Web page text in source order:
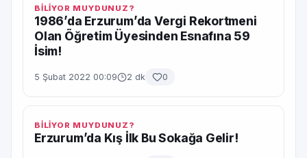
BİLİYOR MUYDUNUZ?
1986’da Erzurum’da Vergi Rekortmeni
Olan Öğretim Üyesinden Esnafına 59
İsim!
5 Şubat 2022 00:09 2 dk 0
BİLİYOR MUYDUNUZ?
Erzurum’da Kış İlk Bu Sokağa Gelir!